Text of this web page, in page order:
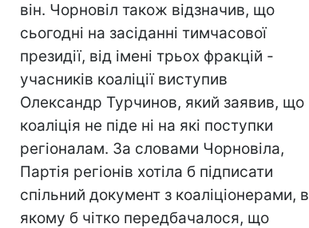
він. Чорновіл також відзначив, що
сьогодні на засіданні тимчасової
президії, від імені трьох фракцій -
учасників коаліції виступив
Олександр Турчинов, який заявив, що
коаліція не піде ні на які поступки
регіоналам. За словами Чорновіла,
Партія регіонів хотіла б підписати
спільний документ з коаліціонерами, в
якому б чітко передбачалося, що